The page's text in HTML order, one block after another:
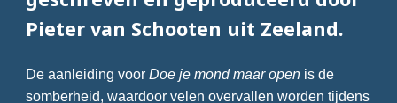
Pieter van Schooten uit Zeeland.
De aanleiding voor Doe je mond maar openis de
somberheid, waardoor velen overvallen worden tijdens